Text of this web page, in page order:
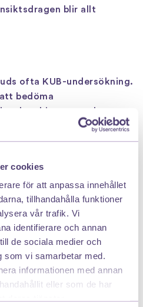
cookies
för att anpassa innehållet
tillhandahålla funktioner
vår trafik. Vi
identifierare och annan
de sociala medier och
som vi samarbetar med.
informationen med annan
eller som de har
blir allt
ofta KUB-undersökning.
bedöma
kombineras med
sannolikheten för vissa
i första trimestern
gravid första trimestern
fortsätta vara aktiv.
graviditet är svaret ja.
kan bidra till: